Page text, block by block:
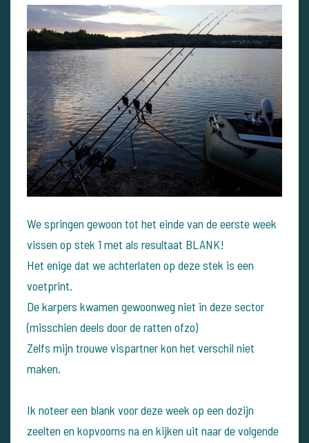
We springen gewoon tot het einde van de eerste week
vissen op stek 1 met als resultaat BLANK!
Het enige dat we achterlaten op deze stek is een
voetprint.
De karpers kwamen gewoonweg niet in deze sector
(misschien deels door de ratten ofzo)
Zelfs mijn trouwe vispartner kon het verschil niet
maken.
Ik noteer een blank voor deze week op een dozijn
zeelten en kopvoorns na en kijken uit naar de volgende